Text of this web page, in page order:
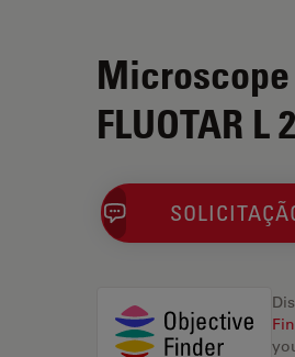
Microscope
FLUOTAR L